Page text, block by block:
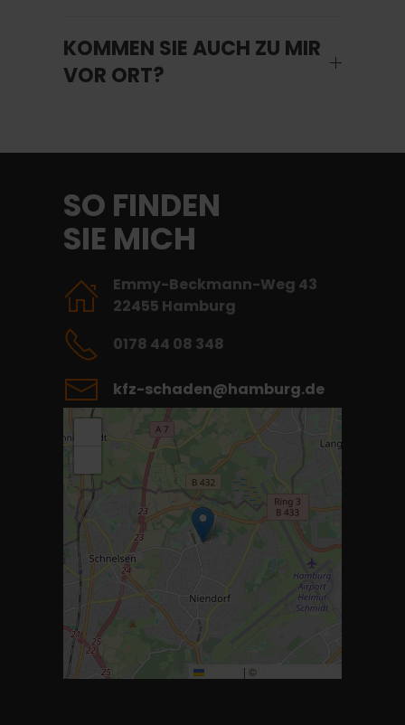
KOMMEN SIE AUCH ZU MIR
VOR ORT?
SO FINDEN
SIE MICH
Emmy-Beckmann-Weg 43
22455 Hamburg
0178 44 08 348
kfz-schaden@hamburg.de
| ©